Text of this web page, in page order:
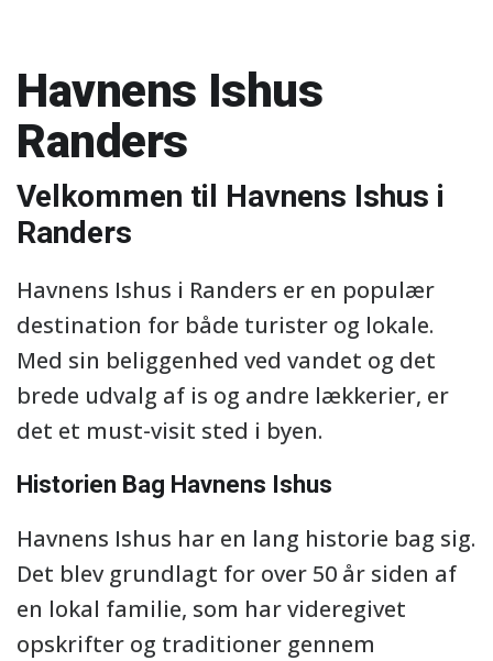
Havnens Ishus
Randers
Velkommen til Havnens Ishus i
Randers
Havnens Ishus i Randers er en populær
destination for både turister og lokale.
Med sin beliggenhed ved vandet og det
brede udvalg af is og andre lækkerier, er
det et must-visit sted i byen.
Historien Bag Havnens Ishus
Havnens Ishus har en lang historie bag sig.
Det blev grundlagt for over 50 år siden af
en lokal familie, som har videregivet
opskrifter og traditioner gennem